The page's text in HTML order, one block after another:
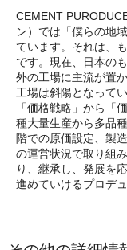
CEMENT
ン）では「僕らの地
ています。それは、
です。現在、日本の
外の工場に主流が置
工場は斜陽となって
「価格戦略」から「
種大量生産から多品
階での原価設定、製
の運営状況で取り組
り、継承し、発展を
進めていけるプロデ